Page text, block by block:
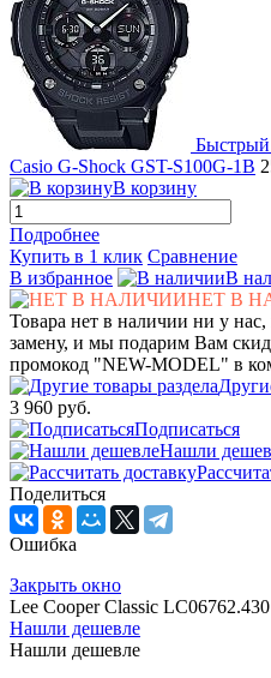
Casio G-Shock GST-S100G-1B
В корзину
Подробнее
Купить в 1 клик Сравнение
В избранное
В
НЕТ В
Товара нет в наличии ни у
замену, и мы подарим Вам
промокод "NEW-MODEL" в
3 960 руб.
Подписаться
Нашли
Поделиться
Ошибка
Закрыть окно
Lee Cooper Classic LC06762.430
Нашли дешевле
Нашли дешевле